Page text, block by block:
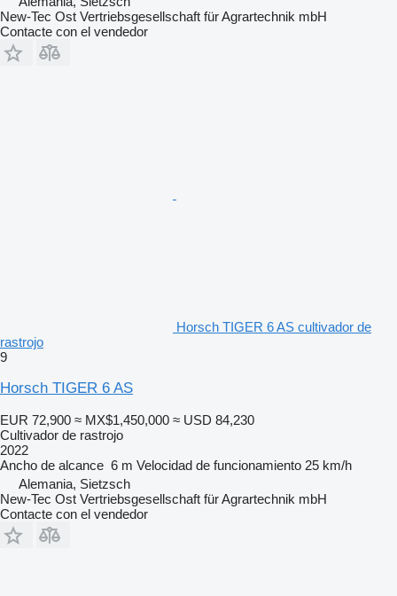
New-Tec Ost Vertriebsgesellschaft für Agrartechnik mbH
Contacte con el vendedor
Horsch TIGER 6 AS cultivador de
rastrojo
9
Horsch TIGER 6 AS
EUR 72,900 ≈ MX$1,450,000 ≈ USD 84,230
Cultivador de rastrojo
2022
Ancho de alcance 6 m Velocidad de funcionamiento 25 km/h
Alemania, Sietzsch
New-Tec Ost Vertriebsgesellschaft für Agrartechnik mbH
Contacte con el vendedor